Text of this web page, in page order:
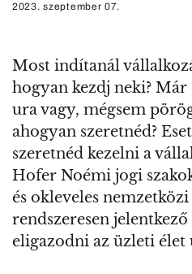
2023. szeptember 07.
Most indítanál
hogyan kezdj neki? Már
ura vagy, mégsem
ahogyan szeretnéd?
szeretnéd kezelni a
Hofer Noémi jogi
és okleveles
rendszeresen
eligazodni az üzleti élet